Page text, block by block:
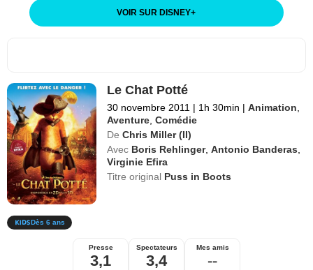
VOIR SUR DISNEY+
Le Chat Potté
30 novembre 2011 | 1h 30min | Animation
Aventure ,Comédie
De Chris Miller (II)
Avec Boris Rehlinger,Antonio Banderas
Virginie Efira
Titre original Puss in Boots
Dès 6 ans
Presse
3,1
Spectateurs
3,4
Mes amis
--